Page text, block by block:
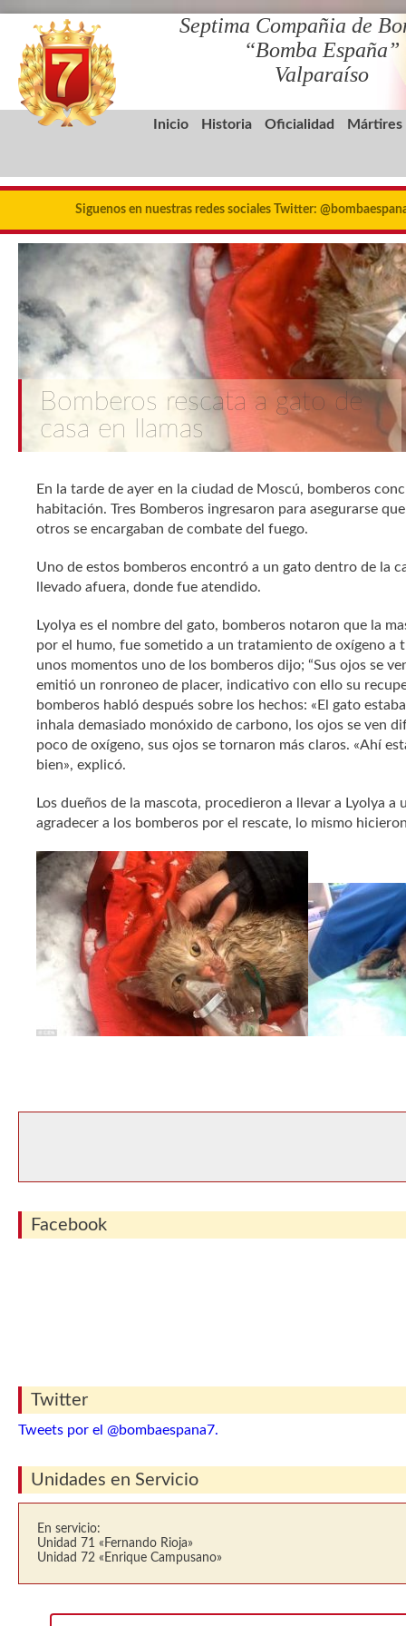
Septima Compañia de
“Bomba España”
Valparaíso
Inicio Historia Oficialidad Mártires
Siguenos en nuestras redes sociales Twitter:
Bomberos rescata a gato de
casa en llamas
En la tarde de ayer en la ciudad de Moscú, bomberos
habitación. Tres Bomberos ingresaron para asegurarse
otros se encargaban de combate del fuego.
Uno de estos bomberos encontró a un gato dentro de la
llevado afuera, donde fue atendido.
Lyolya es el nombre del gato, bomberos notaron que la
por el humo, fue sometido a un tratamiento de oxígeno a
unos momentos uno de los bomberos dijo; “Sus ojos se
emitió un ronroneo de placer, indicativo con ello su
bomberos habló después sobre los hechos: «El gato
inhala demasiado monóxido de carbono, los ojos se ven
poco de oxígeno, sus ojos se tornaron más claros. «Ahí
bien», explicó.
Los dueños de la mascota, procedieron a llevar a Lyolya
agradecer a los bomberos por el rescate, lo mismo
Facebook
Twitter
Tweets por el @bombaespana7.
Unidades en Servicio
En servicio:
Unidad 71 «Fernando Rioja»
Unidad 72 «Enrique Campusano»